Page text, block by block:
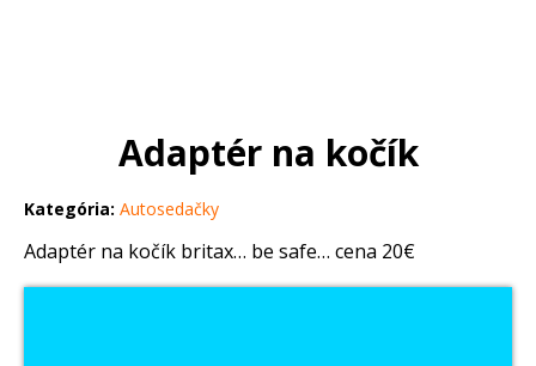
Adaptér na kočík
Kategória: Autosedačky
Adaptér na kočík britax… be safe… cena 20€